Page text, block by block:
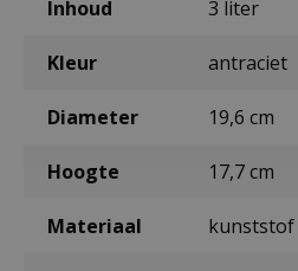
Inhoud 3 liter
Kleur antraciet
Diameter 19,6 cm
Hoogte 17,7 cm
Materiaal kunststof